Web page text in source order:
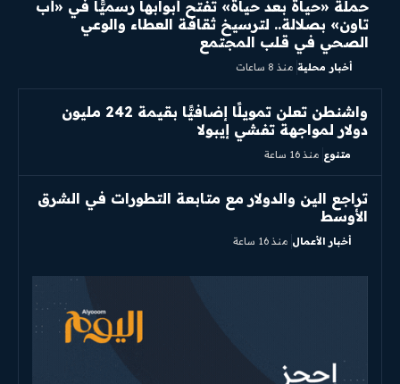
​حملة «حياة بعد حياة» تفتح أبوابها رسميًّا في «أب
تاون» بصلالة.. لترسيخ ثقافة العطاء والوعي
الصحي في قلب المجتمع
أخبار محلية منذ 8 ساعات
واشنطن تعلن تمويلًا إضافيًّا بقيمة 242 مليون
دولار لمواجهة تفشي إيبولا
متنوع منذ 16 ساعة
تراجع الين والدولار مع متابعة التطورات في الشرق
الأوسط
أخبار الأعمال منذ 16 ساعة